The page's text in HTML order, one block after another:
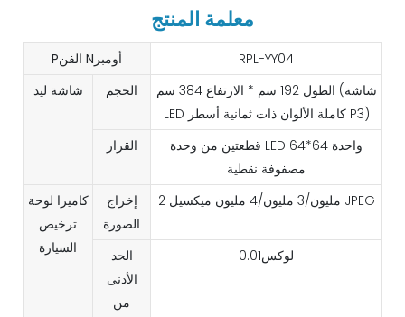
معلمة المنتج
Pالفن Nأومبر
RPL-YY04
شاشة ليد
الحجم
الطول 192 سم * الارتفاع 384 سم (شاشة
LED كاملة الألوان ذات ثمانية أسطر P3)
القرار
قطعتين من وحدة LED واحدة 64*64
مصفوفة نقطية
كاميرا لوحة
ترخيص
السيارة
إخراج
الصورة
2 مليون/3 مليون/4 مليون ميكسيل JPEG
الحد
الأدنى
من
لوكس0.01